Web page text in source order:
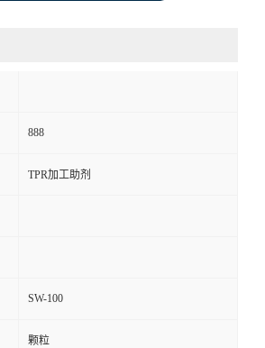
888
TPR加工助剂
SW-100
颗粒